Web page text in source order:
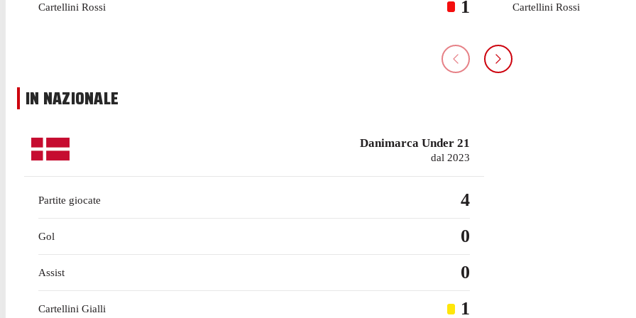
Cartellini Rossi 1 Cartellini Rossi
IN NAZIONALE
Danimarca Under 21
dal 2023
Partite giocate 4
Gol 0
Assist 0
Cartellini Gialli 1